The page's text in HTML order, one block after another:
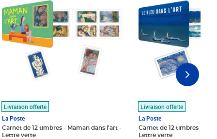
Livraison offerte
La Poste
Carnet de 12 timbres - Maman dans l'art -
Lettre verte
Livraison offerte
La Poste
Carnet de 12 timbres - Le
Lettre verte